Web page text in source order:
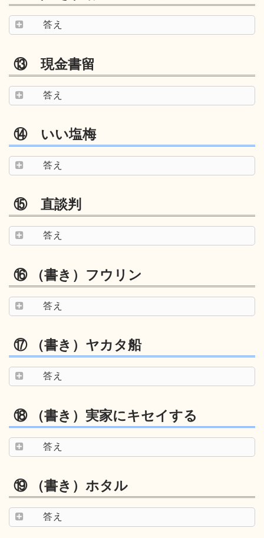
答え
⑬ 現金書留
答え
⑭ いい塩梅
答え
⑮ 直談判
答え
⑯ （書き）フウリン
答え
⑰ （書き）ヤカタ船
答え
⑱ （書き）実家にキセイする
答え
⑲ （書き）ホタル
答え